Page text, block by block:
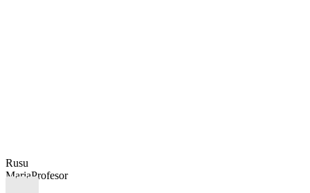
Rusu
MariaProfesor